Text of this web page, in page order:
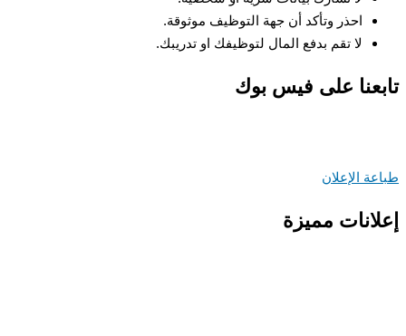
احذر وتأكد أن جهة التوظيف موثوقة.
لا تقم بدفع المال لتوظيفك او تدريبك.
على فيس بوك
الإعلان
مميزة